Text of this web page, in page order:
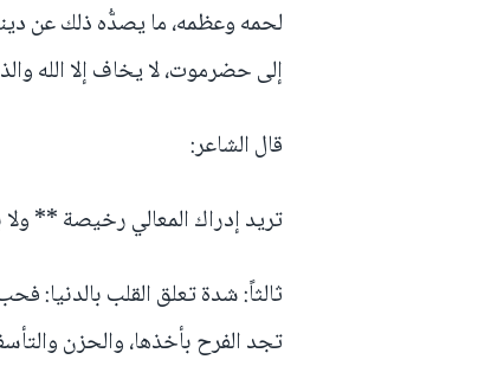
لحمه وعظمه، ما يصدُّه ذلك عن
إلى حضرموت، لا يخاف إلا الله
قال الشاعر:
تريد إدراك المعالي رخيصة **
ثالثاً: شدة تعلق القلب بالدنيا:
تجد الفرح بأخذها، والحزن